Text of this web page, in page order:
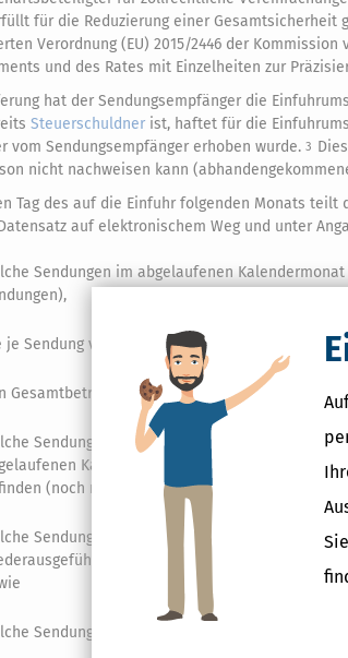
für die Reduzierung einer
Verordnung (EU) 2015/2446 der Kommission
und des Rates mit Einzelheiten zur
hat der Sendungsempfänger die
Steuerschuldner ist, haftet für die
vom Sendungsempfänger erhoben wurde. 3
nicht nachweisen kann
Tag des auf die Einfuhr folgenden Monats
auf elektronischem Weg und unter
Sendungen im abgelaufenen
je Sendung vereinnahmten Beträge an
Gesamtbetrag der vereinnahmten
Sendungen, die im abgelaufenen
Kalendermonats nicht ausgeliefert
(noch nicht zugestellte Sendungen),
Sendungen, bei denen es nicht möglich
oder unter zollamtlicher
Sendungen abhandengekommen sind und